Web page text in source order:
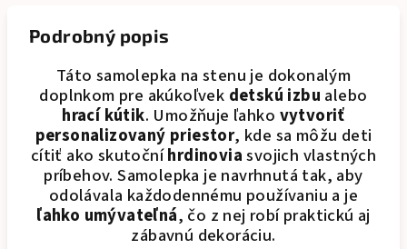
Podrobný popis
Táto samolepka na stenu je dokonalým
doplnkom pre akúkoľvek detskú izbu alebo
hrací kútik. Umožňuje ľahko vytvoriť
personalizovaný priestor, kde sa môžu deti
cítiť ako skutočníhrdinoviasvojich vlastných
príbehov. Samolepka je navrhnutá tak, aby
odolávala každodennému používaniu a je
ľahko umývateľná, čo z nej robí praktickú aj
zábavnú dekoráciu.